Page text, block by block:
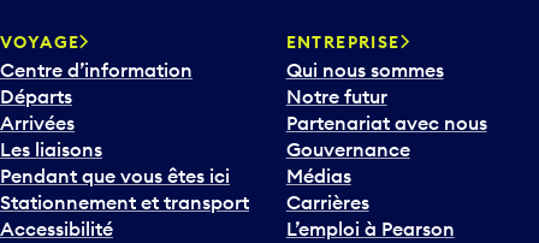
v
e
r
s
l
e
b
a
VOYAGE
Centre d’information
Départs
Arrivées
Les liaisons
Pendant que vous êtes ici
Stationnement et transport
Accessibilité
ENTREPRISE
Qui nous sommes
Notre futur
Partenariat avec nous
Gouvernance
Médias
Carrières
L’emploi à Pearson